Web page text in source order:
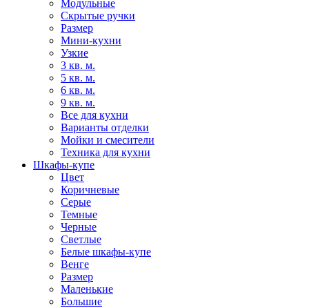
Модульные
Скрытые ручки
Размер
Мини-кухни
Узкие
3 кв. м.
5 кв. м.
6 кв. м.
9 кв. м.
Все для кухни
Варианты отделки
Мойки и смесители
Техника для кухни
Шкафы-купе
Цвет
Коричневые
Серые
Темные
Черные
Светлые
Белые шкафы-купе
Венге
Размер
Маленькие
Большие